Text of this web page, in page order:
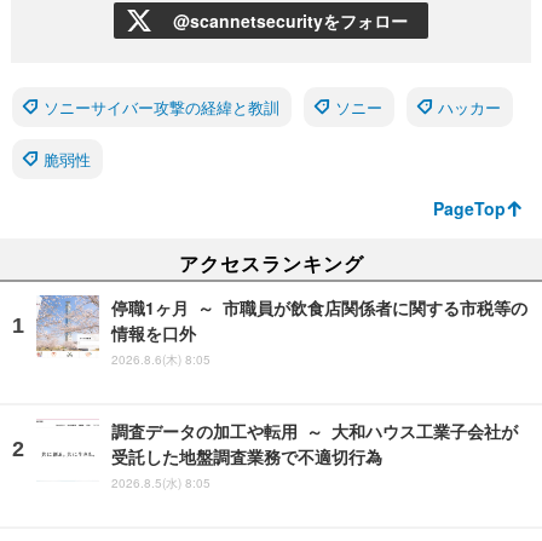
@scannetsecurityをフォロー
ソニーサイバー攻撃の経緯と教訓 ソニー ハッカー
脆弱性
PageTop
アクセスランキング
停職1ヶ月 ～ 市職員が飲食店関係者に関する市税等の
情報を口外
2026.8.6(木) 8:05
調査データの加工や転用 ～ 大和ハウス工業子会社が
受託した地盤調査業務で不適切行為
2026.8.5(水) 8:05